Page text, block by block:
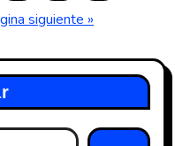
siguiente »